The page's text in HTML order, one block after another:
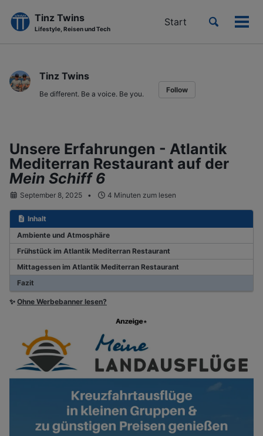
primary
navigation
content
footer
Tinz Twins
Lifestyle, Reisen und Tech
Start
Toggle
Tinz Twins
Be different. Be a voice. Be you. Follow
Unsere Erfahrungen - Atlantik
Mediterran Restaurant auf der
Mein Schiff 6
September 8, 2025 4 Minuten zum lesen
Inhalt
Ambiente und Atmosphäre
Frühstück im Atlantik Mediterran Restaurant
Mittagessen im Atlantik Mediterran Restaurant
Fazit
✨ Ohne Werbebanner lesen?